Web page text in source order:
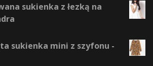
sukienka z łezką na
sukienka mini z szyfonu -